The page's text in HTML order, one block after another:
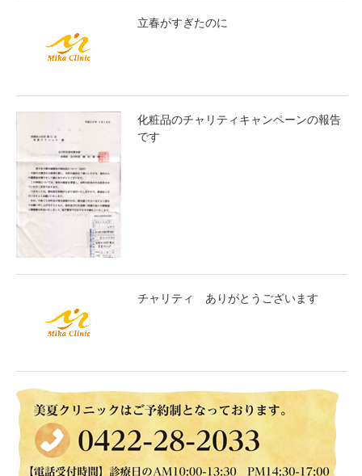
立春がすぎたのに
化粧品のチャリティキャンペーンの報告
です
チャリティ ありがとうございます